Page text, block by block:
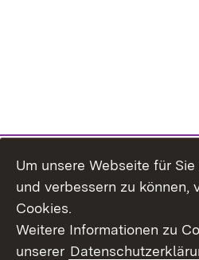
Um unsere Webseite für
und verbessern zu können,
Cookies.
Weitere Informationen zu
unserer